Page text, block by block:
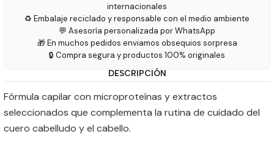
internacionales
♻️ Embalaje reciclado y responsable con el medio ambiente
💬 Asesoría personalizada por WhatsApp
🎁 En muchos pedidos enviamos obsequios sorpresa
🔒 Compra segura y productos 100% originales
DESCRIPCIÓN
Fórmula capilar con microproteínas y extractos
seleccionados que complementa la rutina de cuidado del
cuero cabelludo y el cabello.